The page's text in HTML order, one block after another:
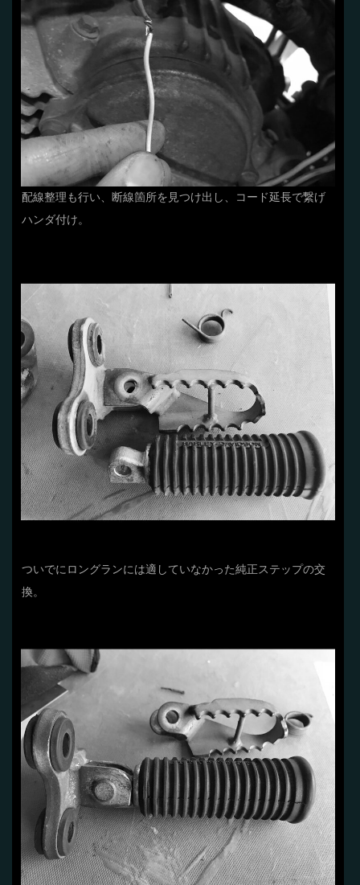
配線整理も行い、断線箇所を見つけ出し、コード延長で繋げ
ハンダ付け。
ついでにロングランには適していなかった純正ステップの交
換。